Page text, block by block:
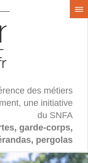
des métiers
une initiative
du SNFA
garde-corps,
pergolas